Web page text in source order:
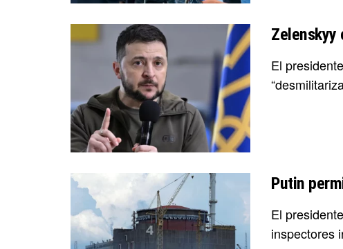
Zelenskyy
El
Putin
El
inspectores